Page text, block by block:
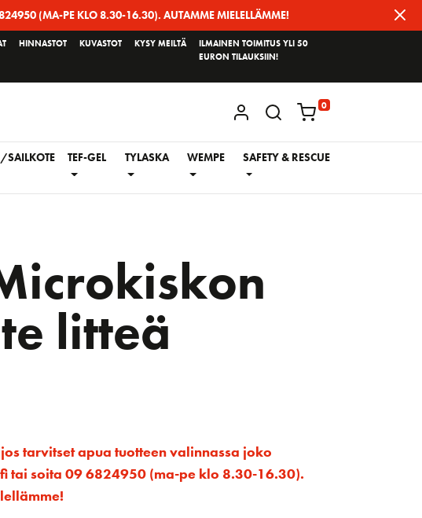
(MA-PE KLO 8.30-16.30). AUTAMME MIELELLÄMME!
HINNASTOT KUVASTOT KYSY MEILTÄ
ILMAINEN TOIMITUS YLI 50
EURON TILAUKSIIN!
KIRJAUDU / REKISTERÖIDY
0
SAILKOTE TEF-GEL TYLASKA WEMPE SAFETY & RESCUE
litteä
tarvitset apua tuotteen valinnassa joko
tai soita 09 6824950 (ma-pe klo 8.30-16.30).